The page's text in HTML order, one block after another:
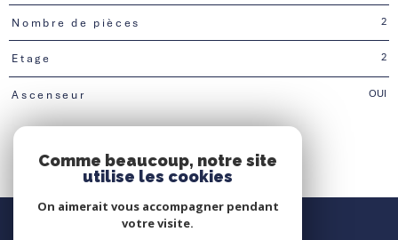
Nombre de pièces 2
Etage 2
Ascenseur OUI
Nous contacter
Comme beaucoup, notre site
utilise les cookies
On aimerait vous accompagner pendant
votre visite.